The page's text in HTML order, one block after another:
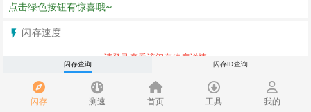
闪存 测速 首页 工具 我的
点击绿色按钮有惊喜哦~
flash_on 闪存速度
请登录查看该闪存速度详情
推荐
闪存查询 闪存ID查询